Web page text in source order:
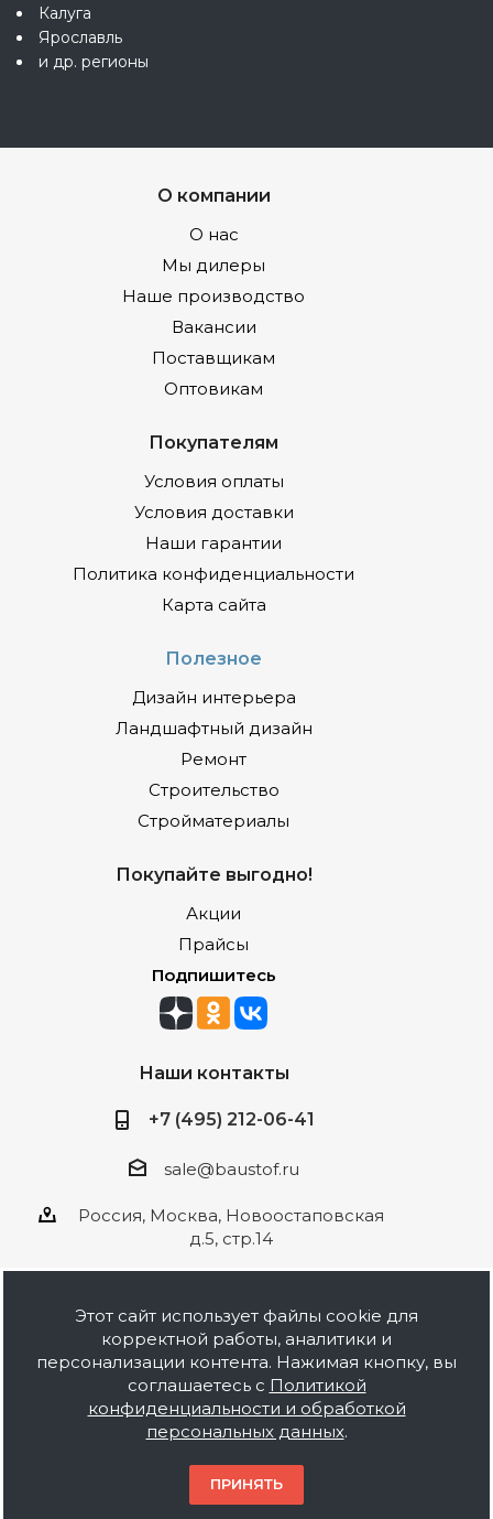
Калуга
Ярославль
и др. регионы
О компании
О нас
Мы дилеры
Наше производство
Вакансии
Поставщикам
Оптовикам
Покупателям
Условия оплаты
Условия доставки
Наши гарантии
Политика конфиденциальности
Карта сайта
Полезное
Дизайн интерьера
Ландшафтный дизайн
Ремонт
Строительство
Стройматериалы
Покупайте выгодно!
Акции
Прайсы
Подпишитесь
Наши контакты
+7 (495) 212-06-41
sale@baustof.ru
Россия, Москва, Новоостаповская
д.5, стр.14
2026 © ООО Баустов. Собственное
производство лакокрасочной продукции,
оптовая и розничная продажа строительных
материалов, комплектация объектов под ключ.
Информация на сайте носит ознакомительный
характер и не является публичной офертой.
Этот сайт использует файлы cookie для
корректной работы, аналитики и
персонализации контента. Нажимая кнопку, вы
соглашаетесь с Политикой
конфиденциальности и обработкой
персональных данных.
ПРИНЯТЬ